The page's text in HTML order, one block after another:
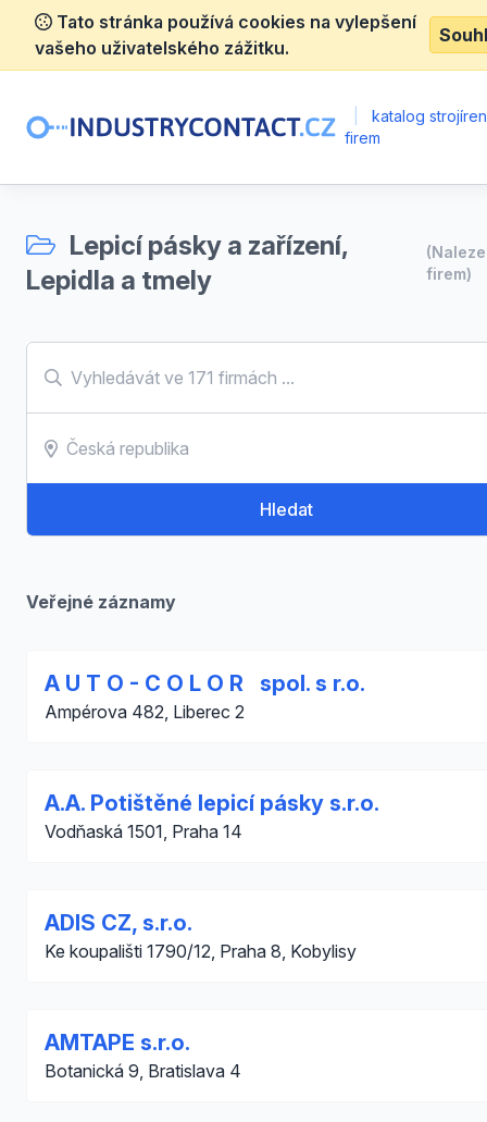
Tato stránka používá cookies na vylepšení
vašeho uživatelského zážitku.
katalog
firem
Lepicí pásky a zařízení,
Lepidla a tmely
firem)
Hledat
Veřejné záznamy
A U T O - C O L O R spol. s r.o.
Ampérova 482, Liberec 2
A.A. Potištěné lepicí pásky s.r.o.
Vodňaská 1501, Praha 14
ADIS CZ, s.r.o.
Ke koupališti 1790/12, Praha 8, Kobylisy
AMTAPE s.r.o.
Botanická 9, Bratislava 4